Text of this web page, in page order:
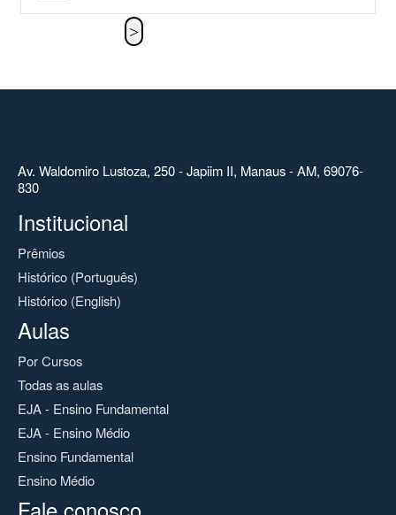
Av. Waldomiro Lustoza, 250 - Japiim II, Manaus - AM, 69076-
830
Institucional
Prêmios
Histórico (Português)
Histórico (English)
Aulas
Por Cursos
Todas as aulas
EJA - Ensino Fundamental
EJA - Ensino Médio
Ensino Fundamental
Ensino Médio